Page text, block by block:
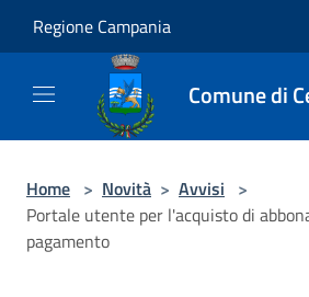
Regione Campania
Comune di
Home > Novità > Avvisi >
Portale utente per l'acquisto di
pagamento